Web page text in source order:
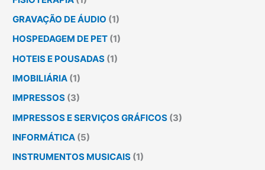
GRAVAÇÃO DE ÁUDIO (1)
HOSPEDAGEM DE PET (1)
HOTEIS E POUSADAS (1)
IMOBILIÁRIA (1)
IMPRESSOS (3)
IMPRESSOS E SERVIÇOS GRÁFICOS (3)
INFORMÁTICA (5)
INSTRUMENTOS MUSICAIS (1)